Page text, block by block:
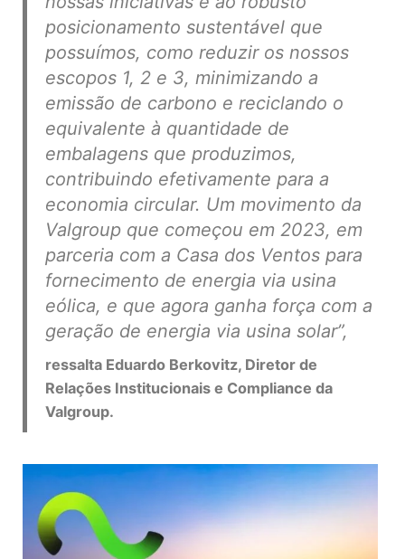
posicionamento sustentável que
possuímos, como reduzir os nossos
escopos 1, 2 e 3, minimizando a
emissão de carbono e reciclando o
equivalente à quantidade de
embalagens que produzimos,
contribuindo efetivamente para a
economia circular. Um movimento da
Valgroup que começou em 2023, em
parceria com a Casa dos Ventos para
fornecimento de energia via usina
eólica, e que agora ganha força com a
geração de energia via usina solar”,
ressalta Eduardo Berkovitz, Diretor de
Relações Institucionais e Compliance da
Valgroup.